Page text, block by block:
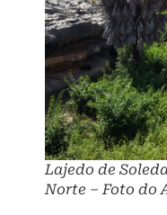
Lajedo de
Norte – Foto do